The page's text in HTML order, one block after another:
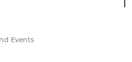
Events